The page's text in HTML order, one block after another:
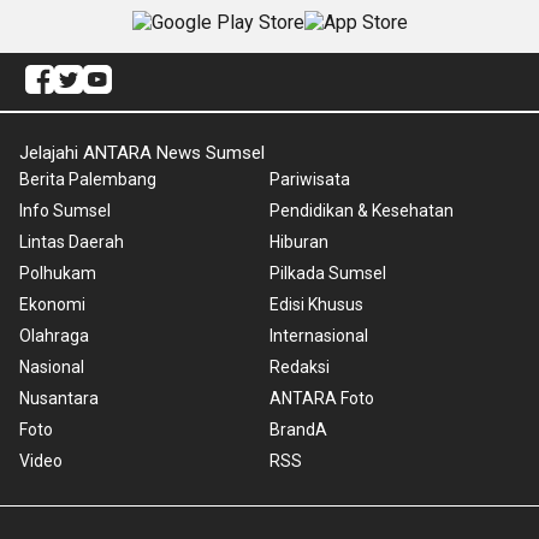
Jelajahi ANTARA News Sumsel
Berita Palembang
Info Sumsel
Lintas Daerah
Polhukam
Ekonomi
Olahraga
Nasional
Nusantara
Foto
Video
Pariwisata
Pendidikan & Kesehatan
Hiburan
Pilkada Sumsel
Edisi Khusus
Internasional
Redaksi
ANTARA Foto
BrandA
RSS